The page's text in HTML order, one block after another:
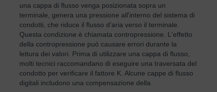
una cappa di flusso venga posizionata sopra un
terminale, genera una pressione all'interno del sistema di
condotti, che riduce il flusso d'aria verso il terminale.
Questa condizione è chiamata contropressione. L'effetto
della contropressione può causare errori durante la
lettura dei valori. Prima di utilizzare una cappa di flusso,
molti tecnici raccomandano di eseguire una traversata del
condotto per verificare il fattore K. Alcune cappe di flusso
digitali includono una compensazione della